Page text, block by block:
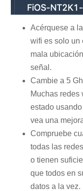
Acérquese a
wifi es solo un
mala
señal.
Cambie a 5
Muchas redes
estado
vea una
Compruebe
todas las
o tienen
que todos en
datos a la